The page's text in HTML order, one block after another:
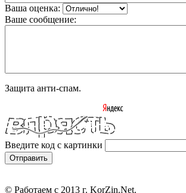
Ваша оценка:
Ваше сообщение:
Защита анти-спам.
Введите код с картинки
© Работаем с 2013 г. KorZin.Net.